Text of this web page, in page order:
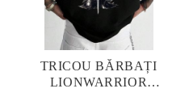
TRICOU BĂRBAȚI
LIONWARRIOR